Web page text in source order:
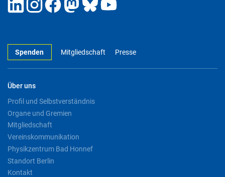
Spenden Mitgliedschaft Presse
Über uns
Profil und Selbstverständnis
Organe und Gremien
Mitgliedschaft
Vereinskommunikation
Physikzentrum Bad Honnef
Standort Berlin
Kontakt